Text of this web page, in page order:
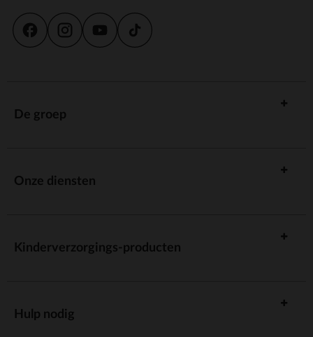
De groep
Onze diensten
Kinderverzorgings-producten
Hulp nodig